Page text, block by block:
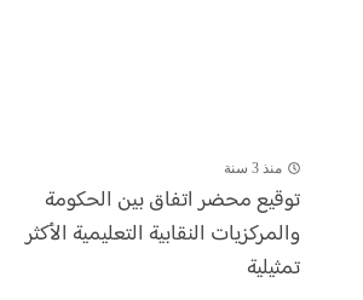
منذ 3 سنة
توقيع محضر اتفاق بين الحكومة
والمركزيات النقابية التعليمية الأكثر
تمثيلية